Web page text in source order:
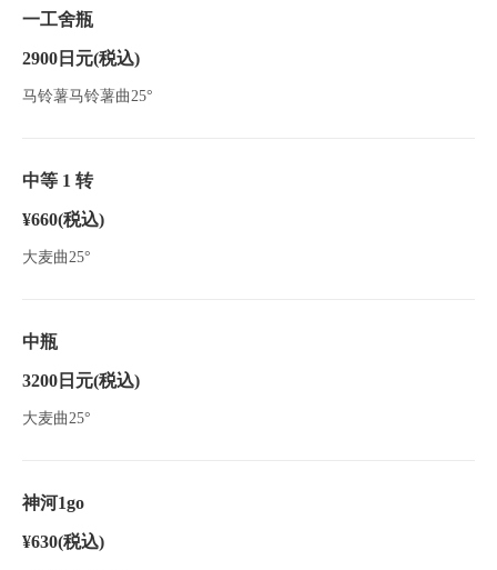
一工舍瓶
2900日元(税込)
马铃薯马铃薯曲25°
中等 1 转
¥660(税込)
大麦曲25°
中瓶
3200日元(税込)
大麦曲25°
神河1go
¥630(税込)